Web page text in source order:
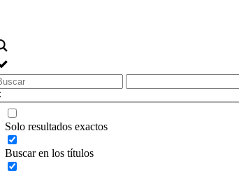
Solo resultados exactos
Buscar en los títulos